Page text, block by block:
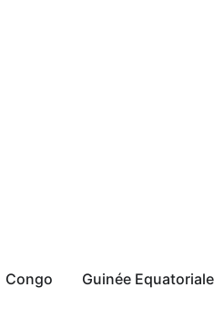
Congo Guinée Equatoriale